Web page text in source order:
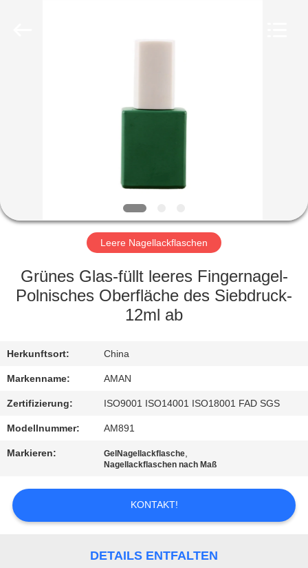
VR-
SHOW
ÜBER
UNS
QUALITÄTSKONTROLLE
KONTAKT
MIT
NACHRICHT
Leere Nagellackflaschen
Grünes Glas-füllt leeres Fingernagel-
Polnisches Oberfläche des Siebdruck-
12ml ab
Herkunftsort: China
Markenname: AMAN
Zertifizierung: ISO9001 ISO14001 ISO18001 FAD SGS
Modellnummer: AM891
Markieren: GelNagellackflasche,
Nagellackflaschen nach Maß
KONTAKT!
DETAILS ENTFALTEN